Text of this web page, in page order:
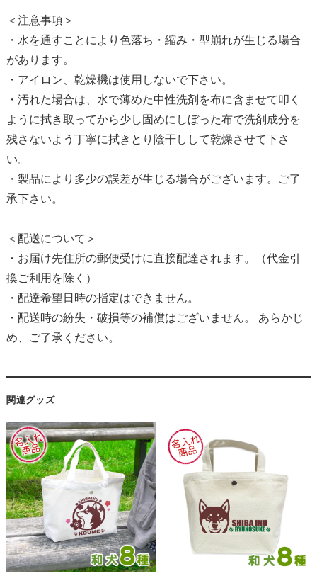
＜注意事項＞
・水を通すことにより色落ち・縮み・型崩れが生じる場合
があります。
・アイロン、乾燥機は使用しないで下さい。
・汚れた場合は、水で薄めた中性洗剤を布に含ませて叩く
ように拭き取ってから少し固めにしぼった布で洗剤成分を
残さないよう丁寧に拭きとり陰干しして乾燥させて下さ
い。
・製品により多少の誤差が生じる場合がございます。ご了
承下さい。
＜配送について＞
・お届け先住所の郵便受けに直接配達されます。（代金引
換ご利用を除く）
・配達希望日時の指定はできません。
・配送時の紛失・破損等の補償はございません。 あらかじ
め、ご了承ください。
関連グッズ